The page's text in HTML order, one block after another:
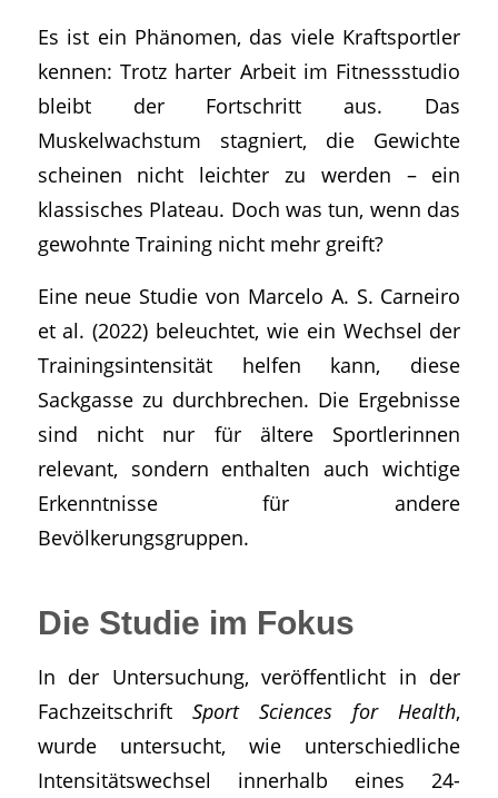
Es ist ein Phänomen, das viele Kraftsportler
kennen: Trotz harter Arbeit im Fitnessstudio
bleibt der Fortschritt aus. Das
Muskelwachstum stagniert, die Gewichte
scheinen nicht leichter zu werden – ein
klassisches Plateau. Doch was tun, wenn das
gewohnte Training nicht mehr greift?
Eine neue Studie von Marcelo A. S. Carneiro
et al. (2022) beleuchtet, wie ein Wechsel der
Trainingsintensität helfen kann, diese
Sackgasse zu durchbrechen. Die Ergebnisse
sind nicht nur für ältere Sportlerinnen
relevant, sondern enthalten auch wichtige
Erkenntnisse für andere
Bevölkerungsgruppen.
Die Studie im Fokus
In der Untersuchung, veröffentlicht in der
Fachzeitschrift Sport Sciences for Health,
wurde untersucht, wie unterschiedliche
Intensitätswechsel innerhalb eines 24-